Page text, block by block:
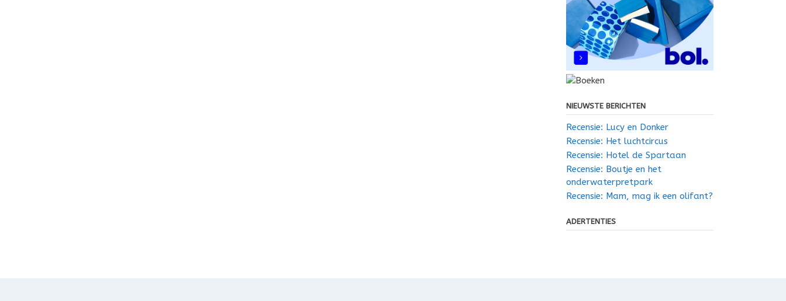
NIEUWSTE BERICHTEN
Recensie: Lucy en Donker
Recensie: Het luchtcircus
Recensie: Hotel de Spartaan
Recensie: Boutje en het
onderwaterpretpark
Recensie: Mam, mag ik een olifant?
ADERTENTIES